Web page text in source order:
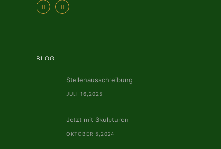
BLOG
Stellenausschreibung
JULI 16,2025
Jetzt mit Skulpturen
OKTOBER 5,2024